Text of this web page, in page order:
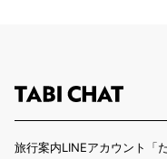
旅行案内LINEアカウント「